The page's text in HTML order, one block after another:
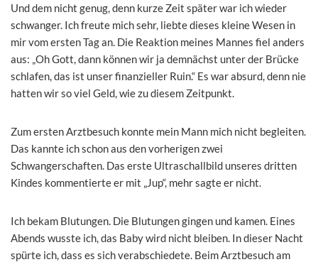
Und dem nicht genug, denn kurze Zeit später war ich wieder
schwanger. Ich freute mich sehr, liebte dieses kleine Wesen in
mir vom ersten Tag an. Die Reaktion meines Mannes fiel anders
aus: „Oh Gott, dann können wir ja demnächst unter der Brücke
schlafen, das ist unser finanzieller Ruin.“ Es war absurd, denn nie
hatten wir so viel Geld, wie zu diesem Zeitpunkt.
Zum ersten Arztbesuch konnte mein Mann mich nicht begleiten.
Das kannte ich schon aus den vorherigen zwei
Schwangerschaften. Das erste Ultraschallbild unseres dritten
Kindes kommentierte er mit „Jup“, mehr sagte er nicht.
Ich bekam Blutungen. Die Blutungen gingen und kamen. Eines
Abends wusste ich, das Baby wird nicht bleiben. In dieser Nacht
spürte ich, dass es sich verabschiedete. Beim Arztbesuch am